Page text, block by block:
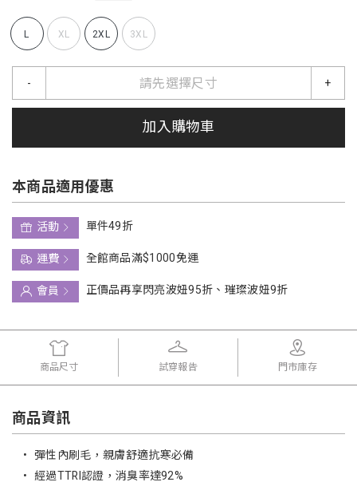
L XL 2XL 3XL
請先選擇尺寸
- +
加入購物車
本商品適用優惠
活動
單件49折
運費
全館商品滿$1000免運
會員
正價品再享閃亮波妞95折、璀璨波妞9折
商品尺寸 試穿報告 門市庫存
商品資訊
• 彈性內刷毛，親膚舒適抗寒必備
• 經過TTRI認證，消臭率達92%